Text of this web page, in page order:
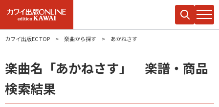
カワイ出版EC TOP 楽曲から探す あかねさす
楽曲名「あかねさす」 楽譜・商品
検索結果